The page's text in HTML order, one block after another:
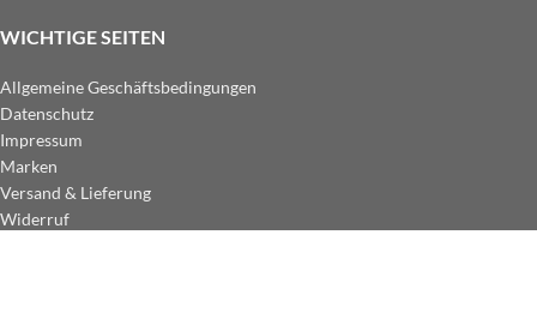
WICHTIGE SEITEN
Allgemeine Geschäftsbedingungen
Datenschutz
Impressum
Marken
Versand & Lieferung
Widerruf